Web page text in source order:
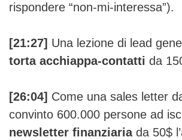
rispondere “non-mi-interessa”).
[21:27] Una lezione di lead
torta acchiappa-contatti da
[26:04] Come una sales letter
convinto 600.000 persone ad
newsletter finanziariada 50$